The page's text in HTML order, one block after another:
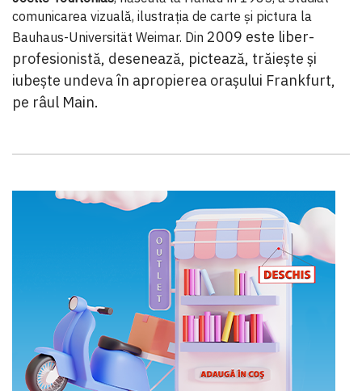
comunicarea vizuală, ilustrația de carte și pictura la
Bauhaus-Universität Weimar. Din 2009 este liber-
profesionistă, desenează, pictează, trăiește și
iubește undeva în apropierea orașului Frankfurt,
pe râul Main.